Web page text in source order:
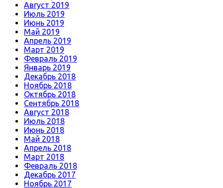
Август 2019
Июль 2019
Июнь 2019
Май 2019
Апрель 2019
Март 2019
Февраль 2019
Январь 2019
Декабрь 2018
Ноябрь 2018
Октябрь 2018
Сентябрь 2018
Август 2018
Июль 2018
Июнь 2018
Май 2018
Апрель 2018
Март 2018
Февраль 2018
Декабрь 2017
Ноябрь 2017